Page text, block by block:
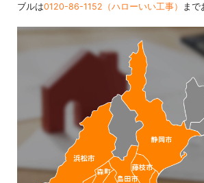
ブルは0120-86-1152（ハローいい工事） まで